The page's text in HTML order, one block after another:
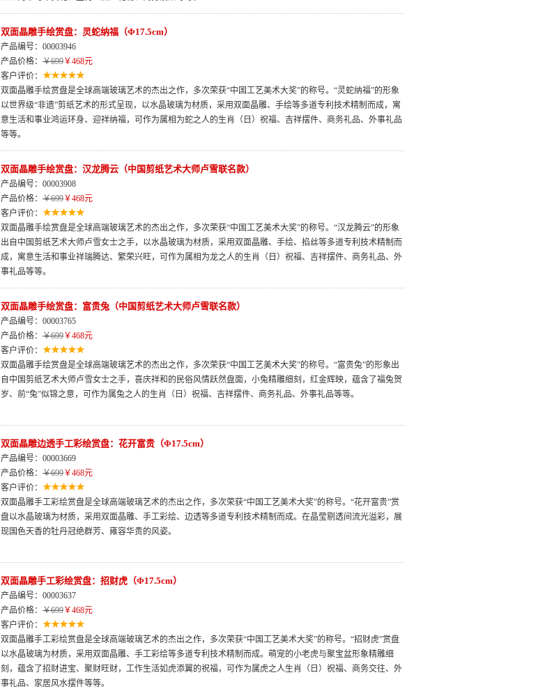
双面晶雕手绘赏盘：灵蛇纳福（Φ17.5cm）
产品编号：00003946
产品价格： ￥699￥468元
客户评价：
双面晶雕手绘赏盘是全球高端玻璃艺术的杰出之作，多次荣获“中国工艺美术大奖”的称号。“灵蛇纳福”的形象
以世界级“非遗”剪纸艺术的形式呈现，以水晶玻璃为材质，采用双面晶雕、手绘等多道专利技术精制而成，寓
意生活和事业鸿运环身、迎祥纳福，可作为属相为蛇之人的生肖（日）祝福、吉祥摆件、商务礼品、外事礼品
等等。
双面晶雕手绘赏盘：汉龙腾云（中国剪纸艺术大师卢雪联名款）
产品编号：00003908
产品价格： ￥699￥468元
客户评价：
双面晶雕手绘赏盘是全球高端玻璃艺术的杰出之作，多次荣获“中国工艺美术大奖”的称号。“汉龙腾云”的形象
出自中国剪纸艺术大师卢雪女士之手，以水晶玻璃为材质，采用双面晶雕、手绘、掐丝等多道专利技术精制而
成，寓意生活和事业祥瑞腾达、繁荣兴旺，可作为属相为龙之人的生肖（日）祝福、吉祥摆件、商务礼品、外
事礼品等等。
双面晶雕手绘赏盘：富贵兔（中国剪纸艺术大师卢雪联名款）
产品编号：00003765
产品价格： ￥699￥468元
客户评价：
双面晶雕手绘赏盘是全球高端玻璃艺术的杰出之作，多次荣获“中国工艺美术大奖”的称号。“富贵兔”的形象出
自中国剪纸艺术大师卢雪女士之手，喜庆祥和的民俗风情跃然盘面，小兔精雕细刻，红金辉映，蕴含了福兔贺
岁、前“兔”似锦之意，可作为属兔之人的生肖（日）祝福、吉祥摆件、商务礼品、外事礼品等等。
双面晶雕边透手工彩绘赏盘：花开富贵（Φ17.5cm）
产品编号：00003669
产品价格： ￥699￥468元
客户评价：
双面晶雕手工彩绘赏盘是全球高端玻璃艺术的杰出之作，多次荣获“中国工艺美术大奖”的称号。“花开富贵”赏
盘以水晶玻璃为材质，采用双面晶雕、手工彩绘、边透等多道专利技术精制而成。在晶莹剔透间流光溢彩，展
现国色天香的牡丹冠绝群芳、雍容华贵的风姿。
双面晶雕手工彩绘赏盘：招财虎（Φ17.5cm）
产品编号：00003637
产品价格： ￥699￥468元
客户评价：
双面晶雕手工彩绘赏盘是全球高端玻璃艺术的杰出之作，多次荣获“中国工艺美术大奖”的称号。“招财虎”赏盘
以水晶玻璃为材质，采用双面晶雕、手工彩绘等多道专利技术精制而成。萌宠的小老虎与聚宝盆形象精雕细
刻，蕴含了招财进宝、聚财旺财，工作生活如虎添翼的祝福，可作为属虎之人生肖（日）祝福、商务交往、外
事礼品、家居风水摆件等等。